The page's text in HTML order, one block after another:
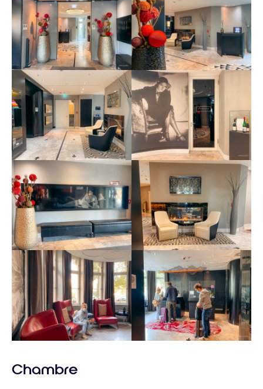
Chambre